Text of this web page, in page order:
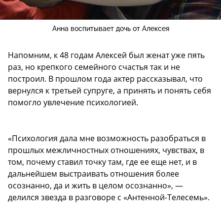
Анна воспитывает дочь от Алексея
Напомним, к 48 годам Алексей был женат уже пять
раз, но крепкого семейного счастья так и не
построил. В прошлом года актер рассказывал, что
вернулся к третьей супруге, а принять и понять себя
помогло увлечение психологией.
«Психология дала мне возможность разобраться в
прошлых межличностных отношениях, чувствах, в
том, почему ставил точку там, где ее еще нет, и в
дальнейшем выстраивать отношения более
осознанно, да и жить в целом осознанно», —
делился звезда в разговоре с «Антенной-Телесемь».